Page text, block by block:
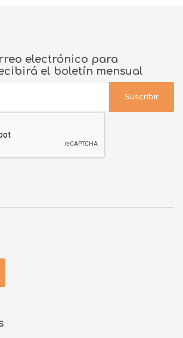
electrónico para
el boletín mensual
Suscribir